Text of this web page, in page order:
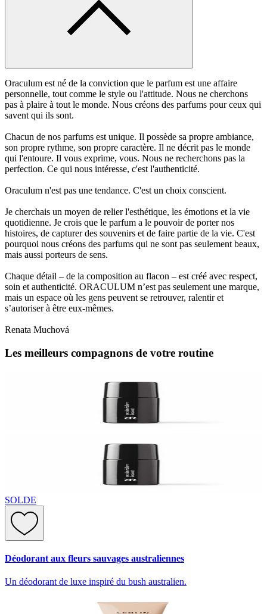
Oraculum est né de la conviction que le parfum est une affaire
personnelle, tout comme le style ou l'attitude. Nous ne cherchons
pas à plaire à tout le monde. Nous créons des parfums pour ceux qui
savent qui ils sont.
Chacun de nos parfums est unique. Il possède sa propre ambiance,
son propre rythme, son propre caractère. Il ne décrit pas le monde
qui l'entoure. Il vous exprime, vous. Nous ne recherchons pas la
perfection. Ce qui nous intéresse, c'est l'authenticité.
Oraculum n'est pas une tendance. C'est un choix conscient.
Je cherchais un moyen de relier l'esthétique, les émotions et la vie
quotidienne. Je crois que le parfum a le pouvoir de porter nos
histoires, de capturer des souvenirs et de faire partie de la vie. C'est
pourquoi nous créons des parfums qui ne sont pas seulement beaux,
mais aussi porteurs de sens.
Chaque détail – de la composition au flacon – est créé avec respect,
soin et authenticité. ORACULUM n’est pas seulement une marque,
mais un espace où les gens peuvent se retrouver, ralentir et
s’autoriser à être eux-mêmes.
Renata Muchová
Les meilleurs compagnons de votre routine
SOLDE
Déodorant aux fleurs sauvages australiennes
Un déodorant de luxe inspiré du bush australien.